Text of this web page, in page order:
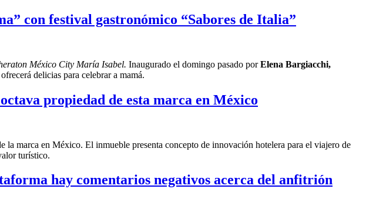
con festival gastronómico “Sabores de Italia”
México City María Isabel. Inaugurado el domingo pasado porElena Bargiacchi,
delicias para celebrar a mamá.
propiedad de esta marca en México
la marca en México. El inmueble presenta concepto de innovación hotelera para el viajero de
turístico.
hay comentarios negativos acerca del anfitrión